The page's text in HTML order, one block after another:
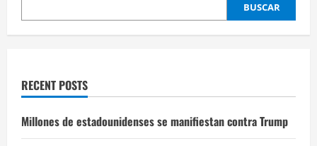
BUSCAR
RECENT POSTS
Millones de estadounidenses se manifiestan contra Trump